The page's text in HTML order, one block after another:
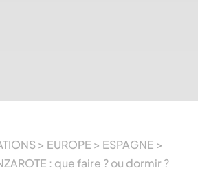
> EUROPE > ESPAGNE >
: que faire ? ou dormir ?